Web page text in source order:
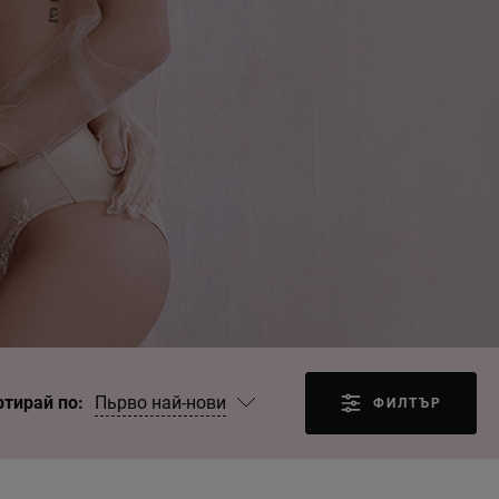
по: Пьрво най-нови ФИЛТЪР